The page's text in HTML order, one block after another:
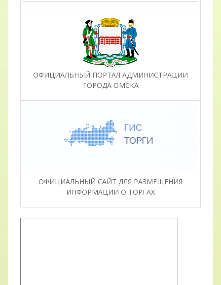
ОФИЦИАЛЬНЫЙ ПОРТАЛ АДМИНИСТРАЦИИ
ГОРОДА ОМСКА
ОФИЦИАЛЬНЫЙ САЙТ ДЛЯ РАЗМЕЩЕНИЯ
ИНФОРМАЦИИ О ТОРГАХ